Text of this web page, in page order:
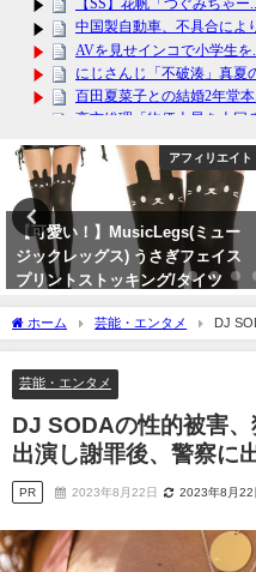
アフィリエイト
【可愛い！】MusicLegs(ミュー
ジックレッグス) うさぎフェイス
プリントストッキング/タイツ
ML7166
ホーム 芸能・エンタメ
DJ
演し謝罪後、警察に出頭だって！？
芸能・エンタメ
DJ SODAの性的被害
出演し謝罪後、警察に
PR 2023年8月22日 2023年8月22